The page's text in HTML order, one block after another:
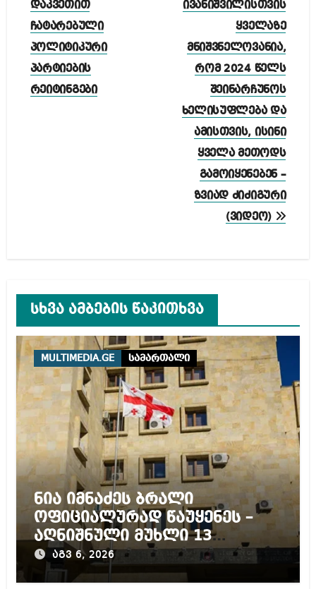
დაკვეთით
ჩატარებული
პოლიტიკური
პარტიების
რეიტინგები
ივანიშვილისთვის
ყველაზე
მნიშვნელოვანია,
რომ 2024 წელს
შეინარჩუნოს
ხელისუფლება და
ამისთვის, ისინი
ყველა მეთოდს
გამოიყენებენ –
ზვიად ძიძიგური
(ვიდეო)
სხვა ამბების წაკითხვა
MULTIMEDIA.GE სამართალი
ნია იმნაძეს ბრალი
ოფიციალურად წაუყენეს –
აღნიშნული მუხლი 13
წლამდე პატიმრობას
ითვალისწინებს
აგვ 6, 2026